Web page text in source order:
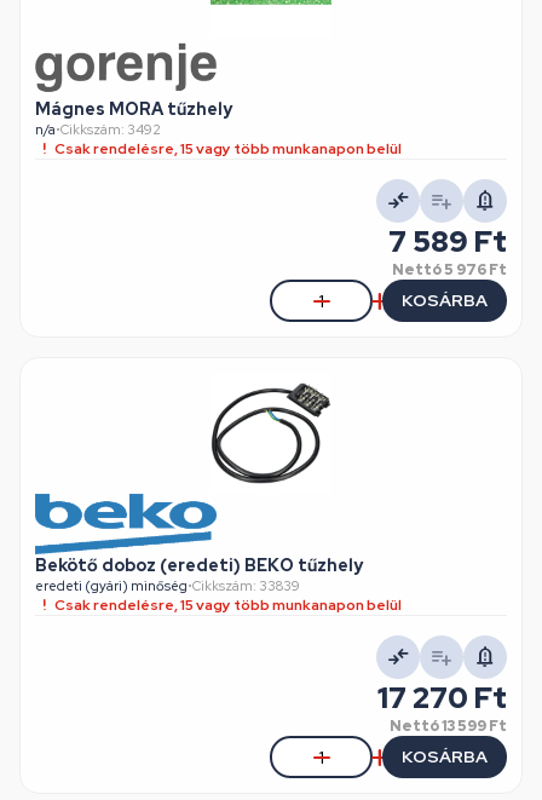
Mágnes MORA tűzhely
n/a•Cikkszám: 3492
Csak rendelésre, 15 vagy több munkanapon belül
7 589 Ft
Nettó5 976 Ft
KOSÁRBA
Bekötő doboz (eredeti) BEKO tűzhely
eredeti (gyári) minőség•Cikkszám: 33839
Csak rendelésre, 15 vagy több munkanapon belül
17 270 Ft
Nettó13 599 Ft
KOSÁRBA